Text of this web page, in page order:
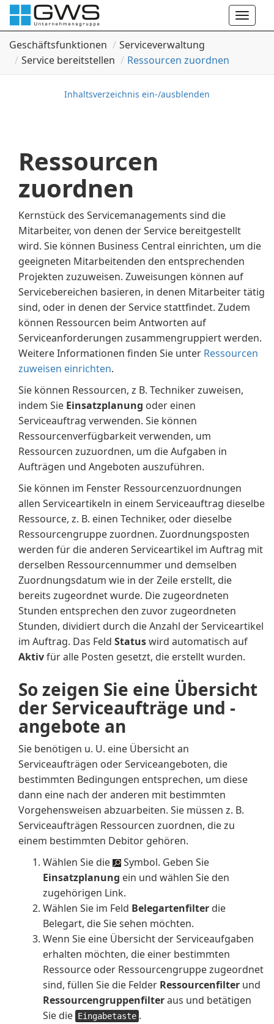
Toggle
Geschäftsfunktionen
Serviceverwaltung
Service bereitstellen
Ressourcen zuordnen
Inhaltsverzeichnis ein-/ausblenden
Ressourcen
zuordnen
Kernstück des Servicemanagements sind die
Mitarbeiter, von denen der Service bereitgestellt
wird. Sie können Business Central einrichten, um die
geeigneten Mitarbeitenden den entsprechenden
Projekten zuzuweisen. Zuweisungen können auf
Servicebereichen basieren, in denen Mitarbeiter tätig
sind, oder in denen der Service stattfindet. Zudem
können Ressourcen beim Antworten auf
Serviceanforderungen zusammengruppiert werden.
Weitere Informationen finden Sie unter Ressourcen
zuweisen einrichten.
Sie können Ressourcen, z B. Techniker zuweisen,
indem Sie Einsatzplanung oder einen
Serviceauftrag verwenden. Sie können
Ressourcenverfügbarkeit verwenden, um
Ressourcen zuzuordnen, um die Aufgaben in
Aufträgen und Angeboten auszuführen.
Sie können im Fenster Ressourcenzuordnungen
allen Serviceartikeln in einem Serviceauftrag dieselbe
Ressource, z. B. einen Techniker, oder dieselbe
Ressourcengruppe zuordnen. Zuordnungsposten
werden für die anderen Serviceartikel im Auftrag mit
derselben Ressourcennummer und demselben
Zuordnungsdatum wie in der Zeile erstellt, die
bereits zugeordnet wurde. Die zugeordneten
Stunden entsprechen den zuvor zugeordneten
Stunden, dividiert durch die Anzahl der Serviceartikel
im Auftrag. Das Feld Statuswird automatisch auf
Aktivfür alle Posten gesetzt, die erstellt wurden.
So zeigen Sie eine Übersicht
der Serviceaufträge und -
angebote an
Sie benötigen u. U. eine Übersicht an
Serviceaufträgen oder Serviceangeboten, die
bestimmten Bedingungen entsprechen, um diese
dann eine nach der anderen mit bestimmten
Vorgehensweisen abzuarbeiten. Sie müssen z. B.
Serviceaufträgen Ressourcen zuordnen, die zu
einem bestimmten Debitor gehören.
Wählen Sie die
Symbol. Geben Sie
Einsatzplanung ein und wählen Sie den
zugehörigen Link.
Wählen Sie im Feld Belegartenfilter die
Belegart, die Sie sehen möchten.
Wenn Sie eine Übersicht der Serviceaufgaben
erhalten möchten, die einer bestimmten
Ressource oder Ressourcengruppe zugeordnet
sind, füllen Sie die Felder Ressourcenfilter und
Ressourcengruppenfilteraus und betätigen
Sie die Eingabetaste .